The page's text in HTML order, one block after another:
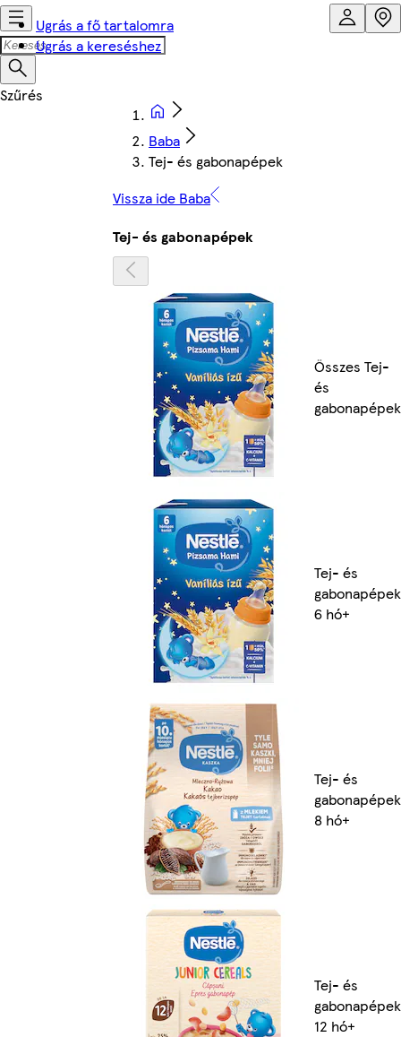
Ugrás a fő tartalomra
Ugrás a kereséshez
Baba
Tej- és gabonapépek
Vissza ide Baba
Tej- és gabonapépek
Összes Tej-
és
gabonapépek
Tej- és
gabonapépek
6 hó+
Tej- és
gabonapépek
8 hó+
Tej- és
gabonapépek
12 hó+